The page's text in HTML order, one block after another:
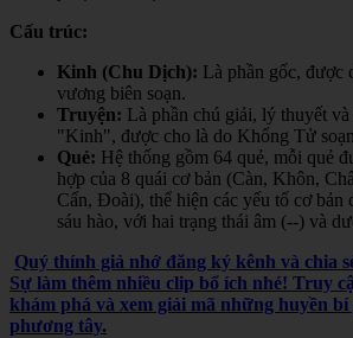
Cấu trúc:
Kinh (Chu Dịch): Là phần gốc, được
vương biên soạn.
Truyện: Là phần chú giải, lý thuyết
"Kinh", được cho là do Khổng Tử
Quẻ: Hệ thống gồm 64 quẻ, mỗi quẻ
hợp của 8 quái cơ bản (Càn, Khôn,
Cấn, Đoài), thể hiện các yếu tố cơ bản
sáu hào, với hai trạng thái âm (--) và
Quý thính giả nhớ đăng ký kênh và chia
Sự làm thêm nhiều clip bổ ích nhé! Truy
khám phá và xem giải mã những huyền
phương tây.